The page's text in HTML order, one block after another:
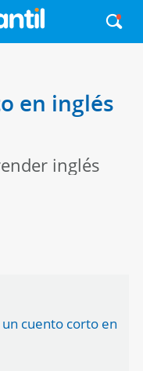
en inglés
inglés
cuento corto en